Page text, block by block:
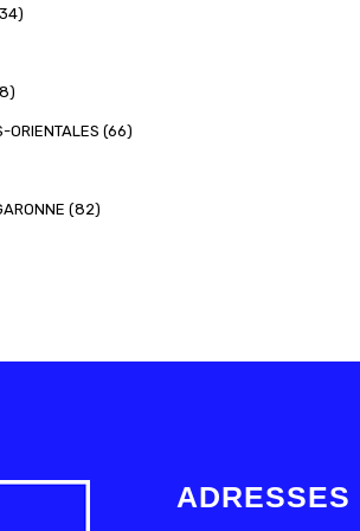
ORIENTALES (66)
(82)
ADRESSES